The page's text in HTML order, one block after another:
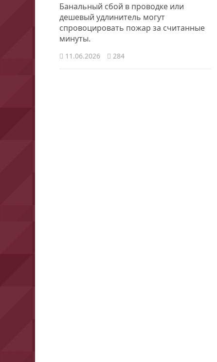
Банальный сбой в проводке или
дешевый удлинитель могут
спровоцировать пожар за считанные
минуты.
11.06.2026 284